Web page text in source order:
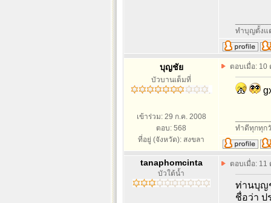
ทำบุญตั้งแ
บุญชัย
บัวบานเต็มที่
เข้าร่วม: 29 ก.ค. 2008
ตอบ: 568
ที่อยู่ (จังหวัด): สงขลา
ตอบเมื่อ: 10
ทำดีทุกทุก
tanaphomcinta
บัวใต้น้ำ
ตอบเมื่อ: 11
ท่านบุญ
ชื่อว่า ป